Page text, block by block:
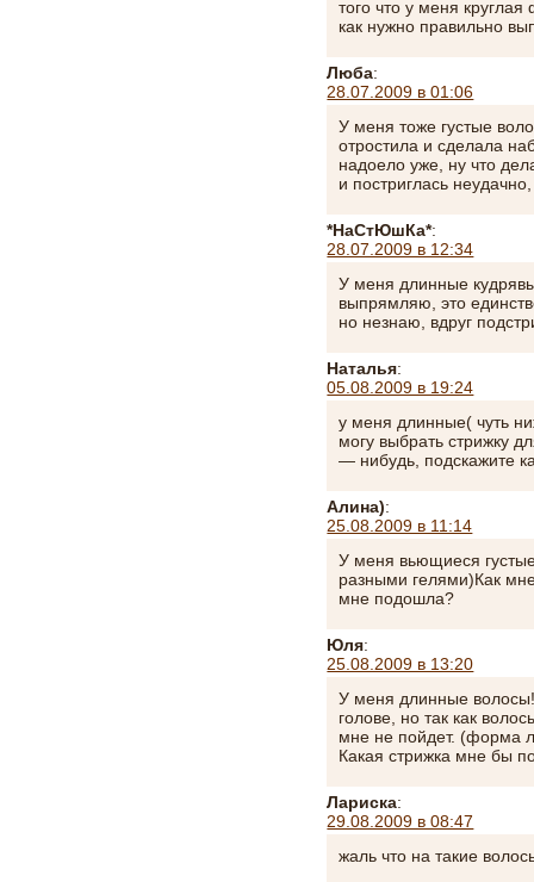
того что у меня
как нужно правильно
Люба:
28.07.2009 в 01:06
У меня тоже густые
отростила и сделала
надоело уже, ну что
и постриглась
*НаСтЮшКа*:
28.07.2009 в 12:34
У меня длинные
выпрямляю, это
но незнаю, вдруг
Наталья:
05.08.2009 в 19:24
у меня длинные( чуть
могу выбрать стрижку
— нибудь, подскажите
Алина):
25.08.2009 в 11:14
У меня вьющиеся
разными гелями)Как
мне подошла?
Юля:
25.08.2009 в 13:20
У меня длинные волосы!
голове, но так как
мне не пойдет. (форма
Какая стрижка мне бы
Лариска:
29.08.2009 в 08:47
жаль что на такие